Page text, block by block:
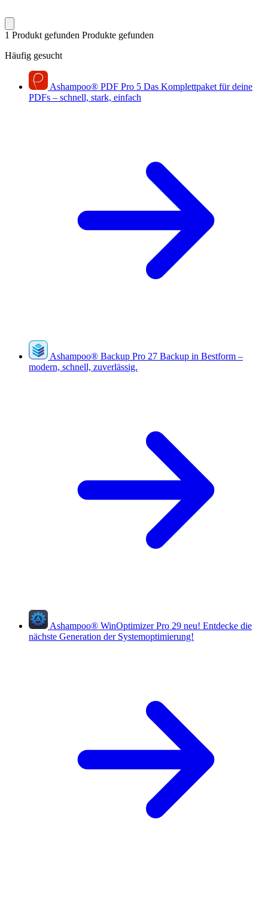
1 Produkt gefunden Produkte gefunden
Häufig gesucht
Ashampoo® PDF Pro 5 Das Komplettpaket für deine
PDFs – schnell, stark, einfach
Ashampoo® Backup Pro 27 Backup in Bestform –
modern, schnell, zuverlässig.
Ashampoo® WinOptimizer Pro 29 neu! Entdecke die
nächste Generation der Systemoptimierung!